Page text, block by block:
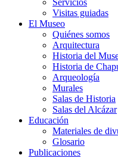
Servicios
Visitas guiadas
El Museo
Quiénes somos
Arquitectura
Historia del
Historia de
Arqueología
Murales
Salas de Historia
Salas del Alcázar
Educación
Materiales de
Glosario
Publicaciones